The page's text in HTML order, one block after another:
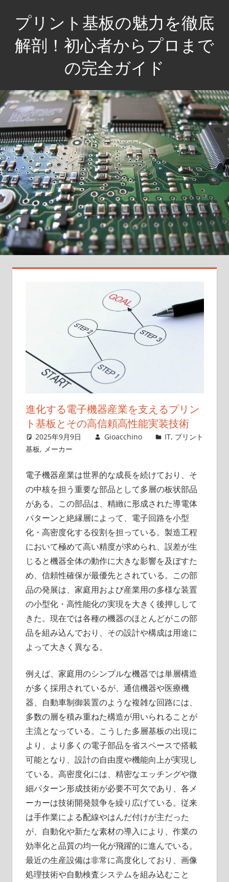
ス
キ
ッ
プ
プリント基板の魅力を徹底
解剖！初心者からプロまで
の完全ガイド
基
板
の
世
界
を
探
求
し、
あ
な
た
の
進化する電子機器産業を支えるプリン
ト基板とその高信頼高性能実装技術
2025年9月9日 Gioacchino IT, プリント
基板, メーカー
電子機器産業は世界的な成長を続けており、そ
の中核を担う重要な部品として多層の板状部品
がある。 この部品は、精緻に形成された導電体
パターンと絶縁層によって、電子回路を小型
化・高密度化する役割を担っている。製造工程
において極めて高い精度が求められ、誤差が生
じると機器全体の動作に大きな影響を及ぼすた
め、信頼性確保が最優先とされている。この部
品の発展は、家庭用および産業用の多様な装置
の小型化・高性能化の実現を大きく後押しして
きた。現在では各種の機器のほとんどがこの部
品を組み込んでおり、その設計や構成は用途に
よって大きく異なる。
例えば、家庭用のシンプルな機器では単層構造
が多く採用されているが、通信機器や医療機
器、自動車制御装置のような複雑な回路には、
多数の層を積み重ねた構造が用いられることが
主流となっている。こうした多層基板の出現に
より、より多くの電子部品を省スペースで搭載
可能となり、設計の自由度や機能向上が実現し
ている。高密度化には、精密なエッチングや微
細パターン形成技術が必要不可欠であり、各メ
ーカーは技術開発競争を繰り広げている。従来
は手作業による配線やはんだ付けが主だった
が、自動化や新たな素材の導入により、作業の
効率化と品質の均一化が飛躍的に進んでいる。
最近の生産設備は非常に高度化しており、画像
処理技術や自動検査システムを組み込むこと